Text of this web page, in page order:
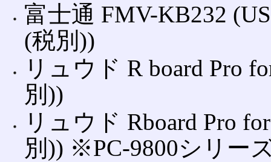
富士通 FMV-KB232
(税別))
リュウド R board Pro
別))
リュウド Rboard Pro
別)) ※PC-9800シリー